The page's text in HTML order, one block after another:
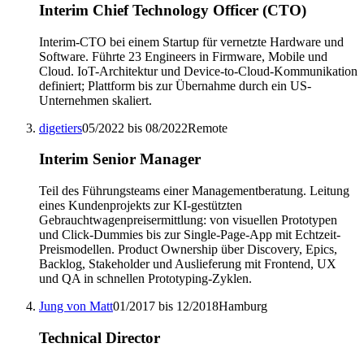
Interim Chief Technology Officer (CTO)
Interim-CTO bei einem Startup für vernetzte Hardware und
Software. Führte 23 Engineers in Firmware, Mobile und
Cloud. IoT-Architektur und Device-to-Cloud-Kommunikation
definiert; Plattform bis zur Übernahme durch ein US-
Unternehmen skaliert.
digetiers05/2022 bis 08/2022Remote
Interim Senior Manager
Teil des Führungsteams einer Managementberatung. Leitung
eines Kundenprojekts zur KI-gestützten
Gebrauchtwagenpreisermittlung: von visuellen Prototypen
und Click-Dummies bis zur Single-Page-App mit Echtzeit-
Preismodellen. Product Ownership über Discovery, Epics,
Backlog, Stakeholder und Auslieferung mit Frontend, UX
und QA in schnellen Prototyping-Zyklen.
Jung von Matt01/2017 bis 12/2018Hamburg
Technical Director